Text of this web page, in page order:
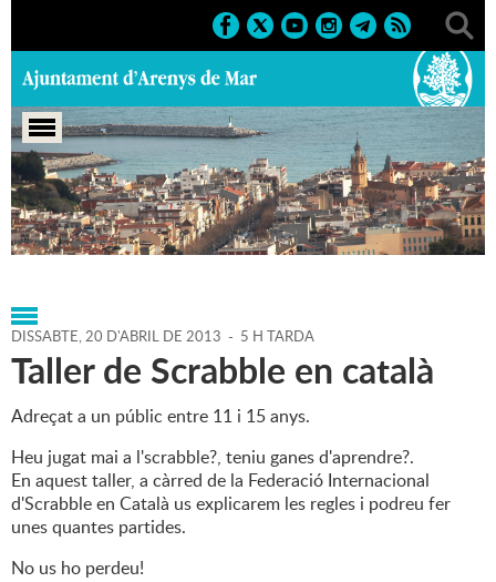
Portada > Agenda > 20-04-
2013 > Marcs > 2014 > Activitats juvenils
DISSABTE,20 D'ABRIL DE 2013 - 5 H TARDA
Taller de Scrabble en català
Adreçat a un públic entre 11 i 15 anys.
Heu jugat mai a l'scrabble?, teniu ganes d'aprendre?.
En aquest taller, a càrred de la Federació Internacional
d'Scrabble en Català us explicarem les regles i podreu fer
unes quantes partides.
No us ho perdeu!